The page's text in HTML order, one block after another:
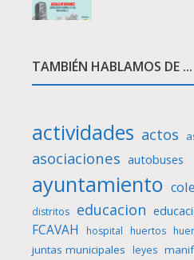
TAMBIÉN HABLAMOS DE ...
actividades actos
asociaciones autobuses
ayuntamiento
distritos educacion
FCAVAH hospital huertos
juntas municipales
leyes